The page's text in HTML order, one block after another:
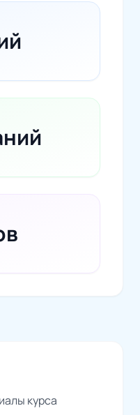
курса